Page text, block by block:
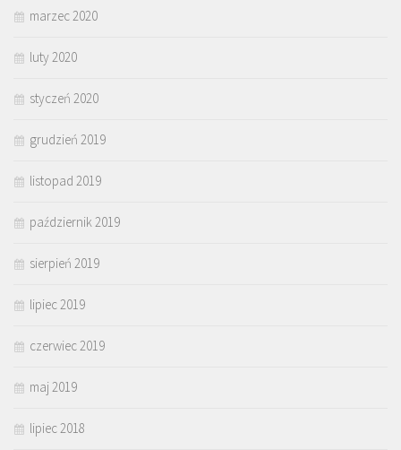
marzec 2020
luty 2020
styczeń 2020
grudzień 2019
listopad 2019
październik 2019
sierpień 2019
lipiec 2019
czerwiec 2019
maj 2019
lipiec 2018